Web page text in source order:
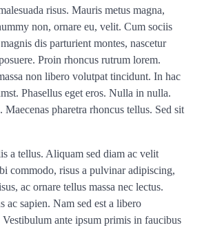
risus. Mauris metus magna,
non, ornare eu, velit. Cum sociis
dis parturient montes, nascetur
Proin rhoncus rutrum lorem.
non libero volutpat tincidunt. In hac
Phasellus eget eros. Nulla in nulla.
pharetra rhoncus tellus. Sed sit
a tellus. Aliquam sed diam ac velit
commodo, risus a pulvinar adipiscing,
ac ornare tellus massa nec lectus.
ac sapien. Nam sed est a libero
ante ipsum primis in faucibus